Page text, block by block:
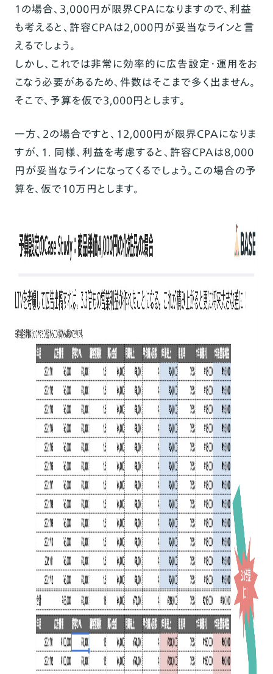
1の場合、3,000円が限界CPAになりますので、利益
も考えると、許容CPAは2,000円が妥当なラインと言
えるでしょう。
しかし、これでは非常に効率的に広告設定・運用をお
こなう必要があるため、件数はそこまで多く出ません。
そこで、予算を仮で3,000円とします。
一方、2の場合ですと、12,000円が限界CPAになりま
すが、1. 同様、利益を考慮すると、許容CPAは8,000
円が妥当なラインになってくるでしょう。この場合の予
算を、仮で10万円とします。